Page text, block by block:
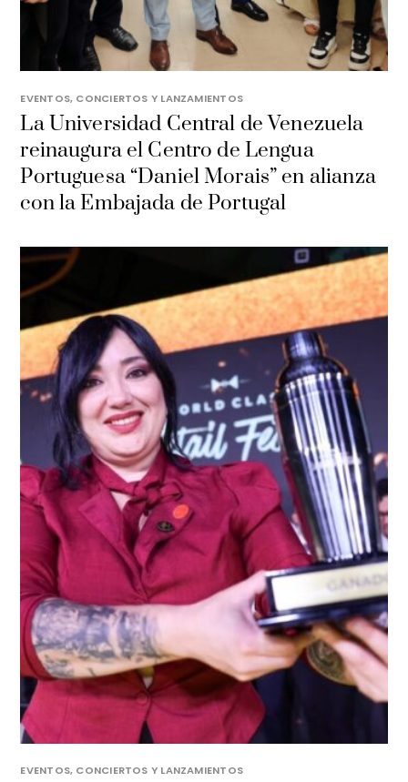
EVENTOS, CONCIERTOS Y LANZAMIENTOS
La Universidad Central de Venezuela
reinaugura el Centro de Lengua
Portuguesa “Daniel Morais” en alianza
con la Embajada de Portugal
EVENTOS, CONCIERTOS Y LANZAMIENTOS